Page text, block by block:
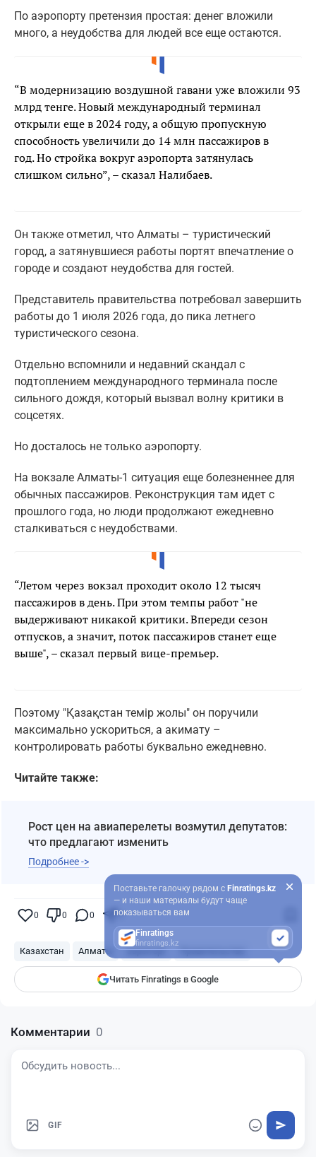
По аэропорту претензия простая: денег вложили
много, а неудобства для людей все еще остаются.
“В модернизацию воздушной гавани уже вложили 93
млрд тенге. Новый международный терминал
открыли еще в 2024 году, а общую пропускную
способность увеличили до 14 млн пассажиров в
год. Но стройка вокруг аэропорта затянулась
слишком сильно”, – сказал Налибаев.
Он также отметил, что Алматы – туристический
город, а затянувшиеся работы портят впечатление о
городе и создают неудобства для гостей.
Представитель правительства потребовал завершить
работы до 1 июля 2026 года, до пика летнего
туристического сезона.
Отдельно вспомнили и недавний скандал с
подтоплением международного терминала после
сильного дождя, который вызвал волну критики в
соцсетях.
Но досталось не только аэропорту.
На вокзале Алматы-1 ситуация еще болезненнее для
обычных пассажиров. Реконструкция там идет с
прошлого года, но люди продолжают ежедневно
сталкиваться с неудобствами.
“Летом через вокзал проходит около 12 тысяч
пассажиров в день. При этом темпы работ "не
выдерживают никакой критики. Впереди сезон
отпусков, а значит, поток пассажиров станет еще
выше", – сказал первый вице-премьер.
Поэтому "Қазақстан темір жолы" он поручили
максимально ускориться, а акимату –
контролировать работы буквально ежедневно.
Читайте также:
Рост цен на авиаперелеты возмутил депутатов:
что предлагают изменить
Подробнее ->
0 0 0 0
Казахстан Алматы аэропорт Правительство
Читать Finratings в Google
Поставьте галочку рядом с Finratings.kz
— и наши материалы будут чаще
показываться вам
Finratings
finratings.kz
Комментарии 0
GIF